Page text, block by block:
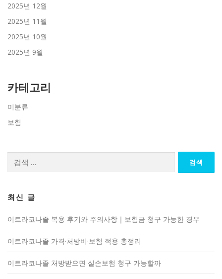
2025년 12월
2025년 11월
2025년 10월
2025년 9월
카테고리
미분류
보험
최신 글
이트라코나졸 복용 후기와 주의사항｜보험금 청구 가능한 경우
이트라코나졸 가격·처방비·보험 적용 총정리
이트라코나졸 처방받으면 실손보험 청구 가능할까